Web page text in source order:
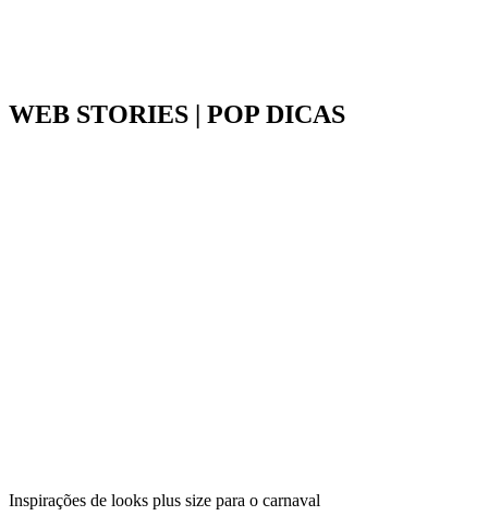
WEB STORIES | POP DICAS
Inspirações de looks plus size para o carnaval